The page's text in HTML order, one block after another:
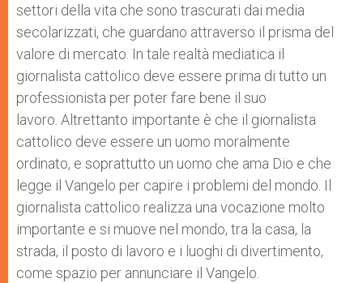
settori della vita che sono trascurati dai media
secolarizzati, che guardano attraverso il prisma del
valore di mercato. In tale realtà mediatica il
giornalista cattolico deve essere prima di tutto un
professionista per poter fare bene il suo
lavoro. Altrettanto importante è che il giornalista
cattolico deve essere un uomo moralmente
ordinato, e soprattutto un uomo che ama Dio e che
legge il Vangelo per capire i problemi del mondo. Il
giornalista cattolico realizza una vocazione molto
importante e si muove nel mondo, tra la casa, la
strada, il posto di lavoro e i luoghi di divertimento,
come spazio per annunciare il Vangelo.